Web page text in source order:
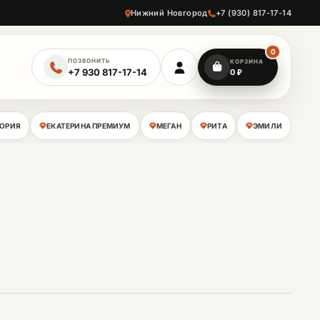
Нижний Новгород +7 (930) 817-17-14
ПОЗВОНИТЬ
+7 930 817-17-14
КОРЗИНА
0₽
0
ЕКАТЕРИНА ПРЕМИУМ МЕГАН РИТА ЭМИЛИ